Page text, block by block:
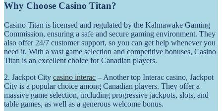
Why Choose Casino Titan?
Casino Titan is licensed and regulated by the Kahnawake Gaming
Commission, ensuring a safe and secure gaming environment. They
also offer 24/7 customer support, so you can get help whenever you
need it. With a vast game selection and competitive bonuses, Casino
Titan is an excellent choice for Canadian players.
2. Jackpot City casino interac – Another top Interac casino, Jackpot
City is a popular choice among Canadian players. They offer a
massive game selection, including progressive jackpots, slots, and
table games, as well as a generous welcome bonus.